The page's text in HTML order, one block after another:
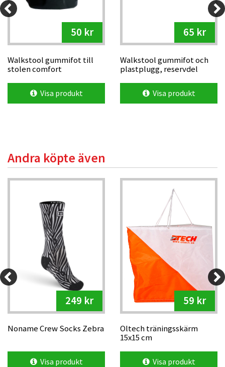
50 kr
Walkstool gummifot till
stolen comfort
Visa produkt
65 kr
Walkstool gummifot och
plastplugg, reservdel
Visa produkt
Andra köpte även
249 kr
Noname Crew Socks Zebra
Visa produkt
59 kr
Oltech träningsskärm
15x15 cm
Visa produkt